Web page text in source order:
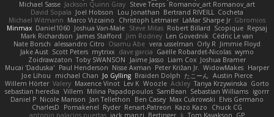
Michael Sasse Jackson Quinn Gray Steve Teeps Romanov_art Romanov_art
David Sopala Joel Hobson Lou Jonathan Bertrand RIVEILL
Cocheta
Michael Witmann Marco Vizcaino Christoph Letmaier LaMar Sharpe Jr Gbromios
Minmax Daniel1060 Joshua Van-Male Steve Mitas Robert Billard Scopique Repsaj
Mark Richardson James Stafford Jim Rodney Len Govednik Cédric Le van
Nate Borsch alessandro Citro Osamu Abe vera usselman Orly R Jimmie Floyd
Jake Aust Scott Peters mytrixx dave garcia Gaëlle Robardet-Nicolas wymo
Zoidrawzaton Toby SWANSON Jaime Jasso Liam Cox Joshua Bramer
Mucai 'Daduska' Paul Henderson Nisse Axman Peter Križan Jr. WidowMakes Harper
Joe Lihou
michael Chan Jo Gylling Braiden Dolph たこーん
Austin Pierce
Willem Hörter Valery Maxence Vinot Lev K Woozle Ackley Tanya Krzywinska Gorto
sebastian heredia Villem Milina Papadopoulos SamBean Sebastian Williams igorrr
Daniel P Nicole Manson Jan Tellethon Ben Casey Max Cukrowski Elvis Germano
CharlesD
Pomakenel Ryder Renart-Patreon Kazo Kazo
Chuck CG
antonio palacios puertas jack manzi Bertinger k Tom Kayakson GP